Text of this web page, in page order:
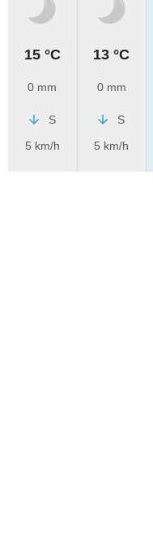
15 °C
0 mm
S
5 km/h
13 °C
0 mm
S
5 km/h